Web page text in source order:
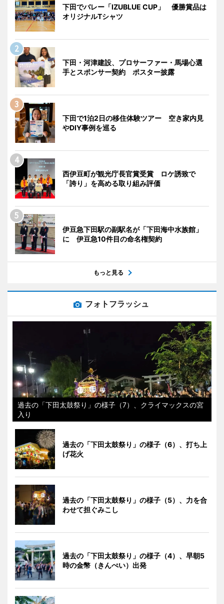
下田でバレー「IZUBLUE CUP」 優勝賞品は
オリジナルTシャツ
下田・河津建設、プロサーファー・馬場心選
手とスポンサー契約 ポスター披露
下田で1泊2日の移住体験ツアー 空き家内見
やDIY事例を巡る
西伊豆町が観光庁長官賞受賞 ロケ誘致で
「誇り」を高める取り組み評価
伊豆急下田駅の副駅名が「下田海中水族館」
に 伊豆急10件目の命名権契約
もっと見る
フォトフラッシュ
過去の「下田太鼓祭り」の様子（7）、クライマックスの宮
入り
過去の「下田太鼓祭り」の様子（6）、打ち上
げ花火
過去の「下田太鼓祭り」の様子（5）、力を合
わせて担ぐみこし
過去の「下田太鼓祭り」の様子（4）、早朝5
時の金幣（きんぺい）出発